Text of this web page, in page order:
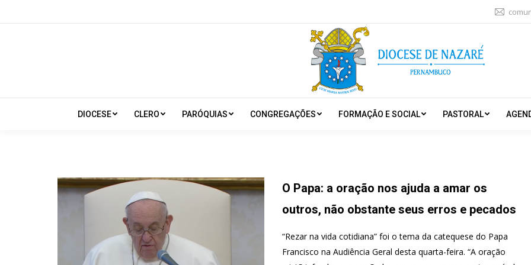
DIOCESE CLERO PARÓQUIAS CONGREGAÇÕES FORMAÇÃO E SOCIAL PASTORAL
O Papa: a oração nos ajuda a amar os
outros, não obstante seus erros e pecados
“Rezar na vida cotidiana” foi o tema da catequese do Papa
Francisco na Audiência Geral desta quarta-feira. “A oração